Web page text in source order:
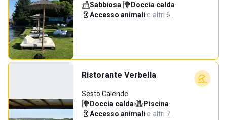
Sabbiosa· Doccia calda·
Accesso animali·e altri 6…
Ristorante Verbella
Sesto Calende
Doccia calda· Piscina·
Accesso animali·e altri 7…